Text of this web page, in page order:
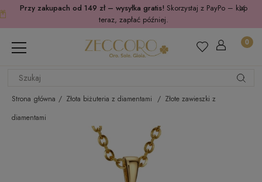
Przy zakupach od 149 zł – wysyłka gratis! Skorzystaj z PayPo – kup
teraz, zapłać później.
Strona główna Złota biżuteria z diamentami
Złote zawieszki z
diamentami